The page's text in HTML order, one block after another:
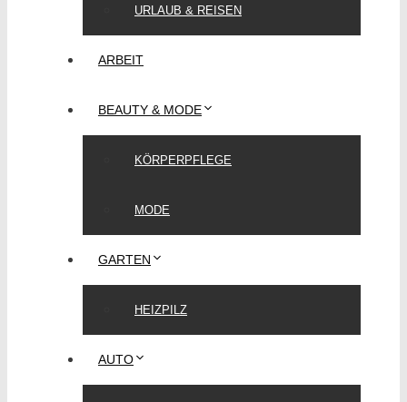
URLAUB & REISEN
ARBEIT
BEAUTY & MODE
KÖRPERPFLEGE
MODE
GARTEN
HEIZPILZ
AUTO